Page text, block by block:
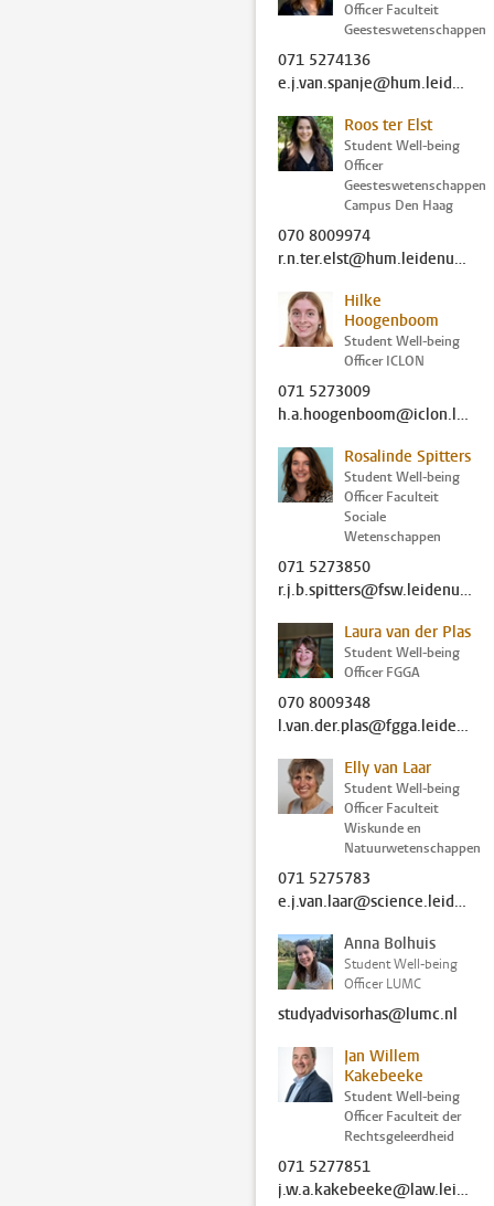
Officer Faculteit
Geesteswetenschappen
071 5274136
e.j.van.spanje@hum.leidenuniv.nl
Roos ter Elst
Student Well-being
Officer
Geesteswetenschappen
Campus Den Haag
070 8009974
r.n.ter.elst@hum.leidenuniv.nl
Hilke
Hoogenboom
Student Well-being
Officer ICLON
071 5273009
h.a.hoogenboom@iclon.leidenuniv.nl
Rosalinde Spitters
Student Well-being
Officer Faculteit
Sociale
Wetenschappen
071 5273850
r.j.b.spitters@fsw.leidenuniv.nl
Laura van der Plas
Student Well-being
Officer FGGA
070 8009348
l.van.der.plas@fgga.leidenuniv.nl
Elly van Laar
Student Well-being
Officer Faculteit
Wiskunde en
Natuurwetenschappen
071 5275783
e.j.van.laar@science.leidenuniv.nl
Anna Bolhuis
Student Well-being
Officer LUMC
studyadvisorhas@lumc.nl
Jan Willem
Kakebeeke
Student Well-being
Officer Faculteit der
Rechtsgeleerdheid
071 5277851
j.w.a.kakebeeke@law.leidenuniv.nl